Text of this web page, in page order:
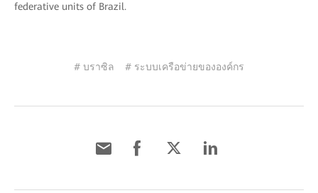
federative units of Brazil.
# บราซิล # ระบบเครือข่ายขององค์กร